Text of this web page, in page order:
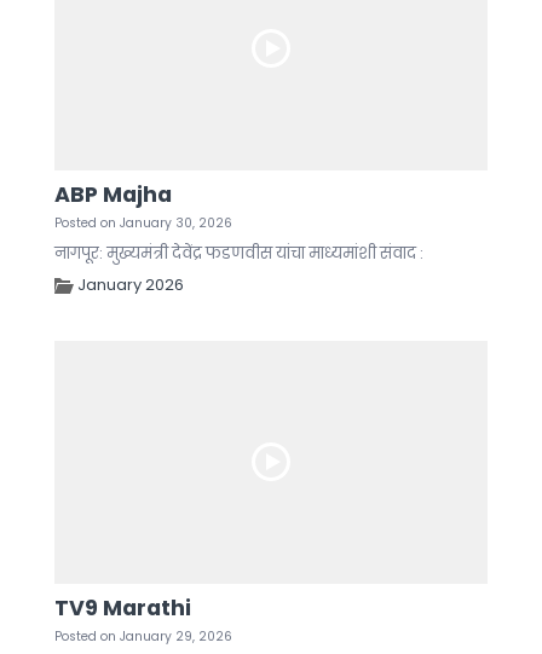
ABP Majha
Posted on January 30, 2026
नागपूर: मुख्यमंत्री देवेंद्र फडणवीस यांचा माध्यमांशी संवाद :
January 2026
TV9 Marathi
Posted on January 29, 2026